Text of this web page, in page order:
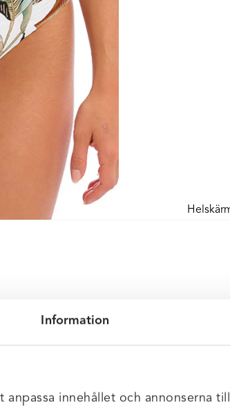
Information
innehållet och annonserna
modell med det lilla rynket i sidan.